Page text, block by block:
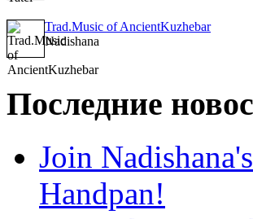
Trad.Music of AncientKuzhebar
Nadishana
Последние
Join
Handpan!